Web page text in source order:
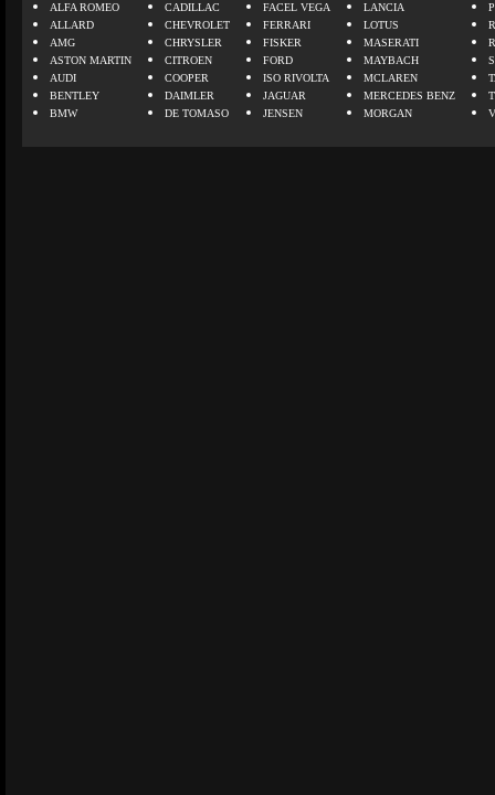
ALFA ROMEO
ALLARD
AMG
ASTON MARTIN
AUDI
BENTLEY
BMW
CADILLAC
CHEVROLET
CHRYSLER
CITROEN
COOPER
DAIMLER
DE TOMASO
FACEL VEGA
FERRARI
FISKER
FORD
ISO RIVOLTA
JAGUAR
JENSEN
LANCIA
LOTUS
MASERATI
MAYBACH
MCLAREN
MERCEDES BENZ
MORGAN